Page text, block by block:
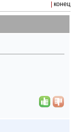
конец